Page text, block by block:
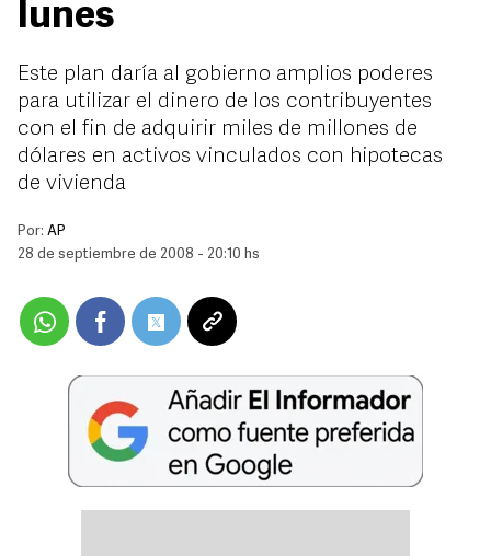
lunes
Este plan daría al gobierno amplios poderes
para utilizar el dinero de los contribuyentes
con el fin de adquirir miles de millones de
dólares en activos vinculados con hipotecas
de vivienda
Por: AP
28 de septiembre de 2008 - 20:10 hs